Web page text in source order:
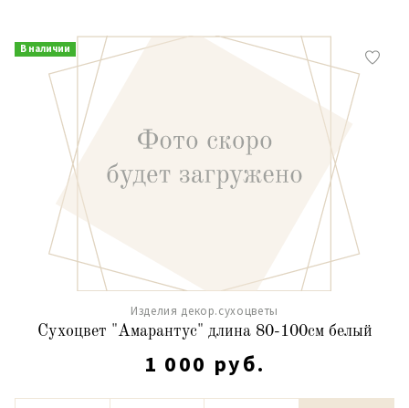
В наличии
Изделия декор.сухоцветы
Сухоцвет "Амарантус" длина 80-100см белый
1 000 руб.